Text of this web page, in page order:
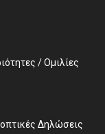
/ Ομιλίες
Δηλώσεις